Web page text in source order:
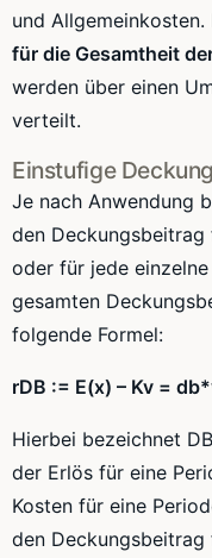
und Allgemeinkosten.
für die Gesamtheit
werden über einen
verteilt.
Einstufige
Je nach Anwendung
den Deckungsbeitrag
oder für jede
gesamten
folgende Formel:
rDB := E(x) – Kv = db
Hierbei bezeichnet
der Erlös für eine
Kosten für eine
den